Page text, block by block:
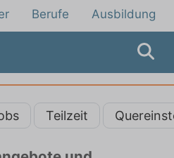
Berufe Ausbildung
Teilzeit